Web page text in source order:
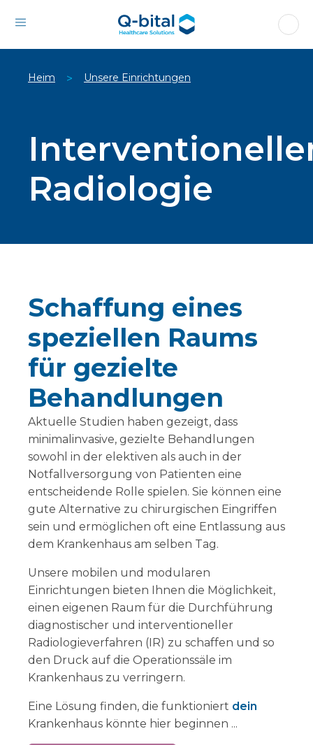
Heim > Unsere Einrichtungen
Radiologie
Schaffung eines
speziellen Raums
für gezielte
Behandlungen
Aktuelle Studien haben gezeigt, dass
minimalinvasive, gezielte Behandlungen
sowohl in der elektiven als auch in der
Notfallversorgung von Patienten eine
entscheidende Rolle spielen. Sie können eine
gute Alternative zu chirurgischen Eingriffen
sein und ermöglichen oft eine Entlassung aus
dem Krankenhaus am selben Tag.
Unsere mobilen und modularen
Einrichtungen bieten Ihnen die Möglichkeit,
einen eigenen Raum für die Durchführung
diagnostischer und interventioneller
Radiologieverfahren (IR) zu schaffen und so
den Druck auf die Operationssäle im
Krankenhaus zu verringern.
Eine Lösung finden, die funktioniert dein
Krankenhaus könnte hier beginnen ...